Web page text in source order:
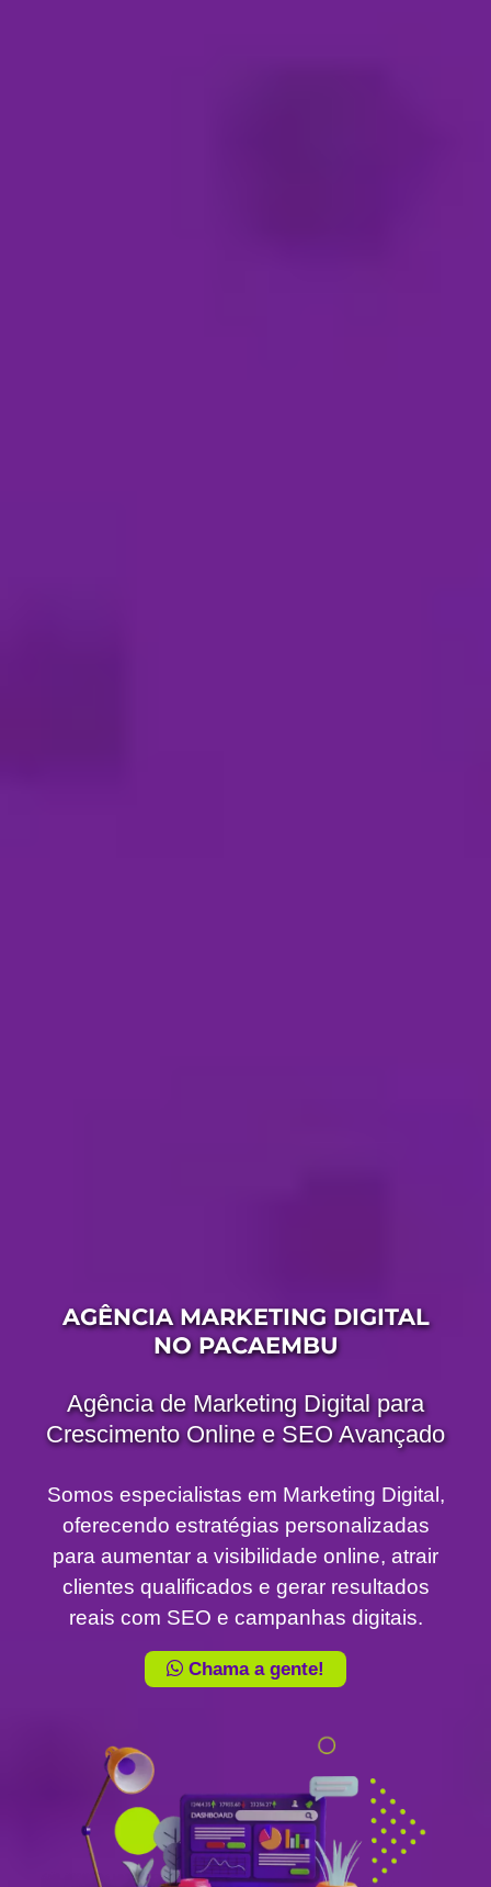
AGÊNCIA MARKETING DIGITAL
NO PACAEMBU
Agência de Marketing Digital para
Crescimento Online e SEO Avançado
Somos especialistas em Marketing Digital,
oferecendo estratégias personalizadas
para aumentar a visibilidade online, atrair
clientes qualificados e gerar resultados
reais com SEO e campanhas digitais.
Chama a gente!